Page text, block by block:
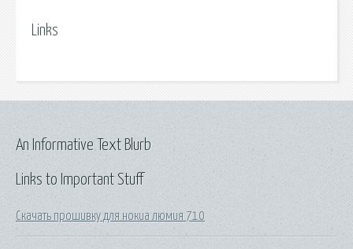
Links
Links to Important Stuff
Скачать прошивку для нокиа люмия 710
An Informative Text Blurb